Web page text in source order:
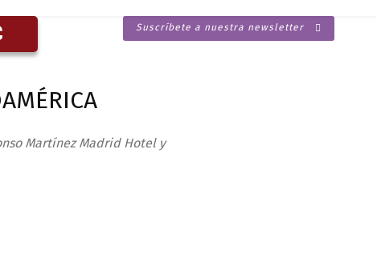
Suscríbete a nuestra newsletter
Martínez Madrid Hotel y